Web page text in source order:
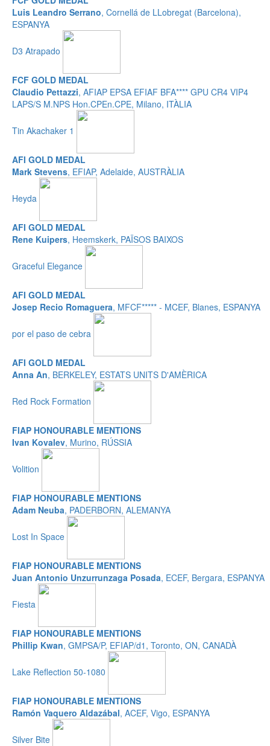
Luis Leandro Serrano, Cornellá de LLobregat (Barcelona),
ESPANYA
D3 Atrapado
FCF GOLD MEDAL
Claudio Pettazzi, AFIAP EPSA EFIAF BFA**** GPU CR4 VIP4
LAPS/S M.NPS Hon.CPEn.CPE, Milano, ITÀLIA
Tin Akachaker 1
AFI GOLD MEDAL
Mark Stevens, EFIAP, Adelaide, AUSTRÀLIA
Heyda
AFI GOLD MEDAL
Rene Kuipers, Heemskerk, PAÏSOS BAIXOS
Graceful Elegance
AFI GOLD MEDAL
Josep Recio Romaguera, MFCF***** - MCEF, Blanes, ESPANYA
por el paso de cebra
AFI GOLD MEDAL
Anna An, BERKELEY, ESTATS UNITS D'AMÈRICA
Red Rock Formation
FIAP HONOURABLE MENTIONS
Ivan Kovalev, Murino, RÚSSIA
Volition
FIAP HONOURABLE MENTIONS
Adam Neuba, PADERBORN, ALEMANYA
Lost In Space
FIAP HONOURABLE MENTIONS
Juan Antonio Unzurrunzaga Posada, ECEF, Bergara, ESPANYA
Fiesta
FIAP HONOURABLE MENTIONS
Phillip Kwan, GMPSA/P, EFIAP/d1, Toronto, ON, CANADÀ
Lake Reflection 50-1080
FIAP HONOURABLE MENTIONS
Ramón Vaquero Aldazábal, ACEF, Vigo, ESPANYA
Silver Bite